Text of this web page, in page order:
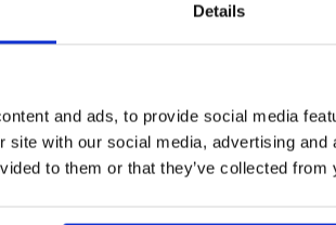
Details
and ads, to provide social media
site with our social media, advertising
to them or that they’ve collected